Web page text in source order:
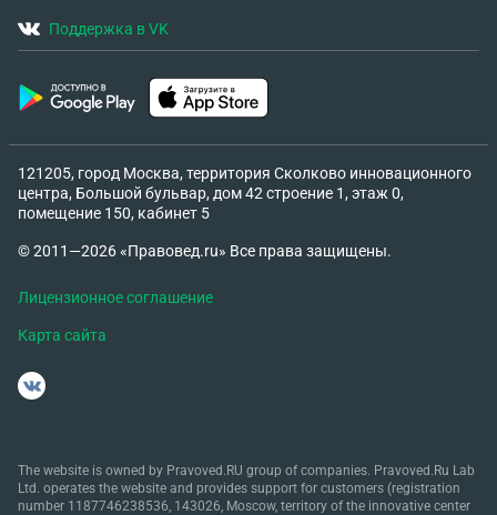
Поддержка в VK
121205, город Москва, территория Сколково инновационного
центра, Большой бульвар, дом 42 строение 1, этаж 0,
помещение 150, кабинет 5
© 2011—2026 «Правовед.ru» Все права защищены.
Лицензионное соглашение
Карта сайта
The website is owned by Pravoved.RU group of companies. Pravoved.Ru Lab
Ltd. operates the website and provides support for customers (registration
number 1187746238536, 143026, Moscow, territory of the innovative center